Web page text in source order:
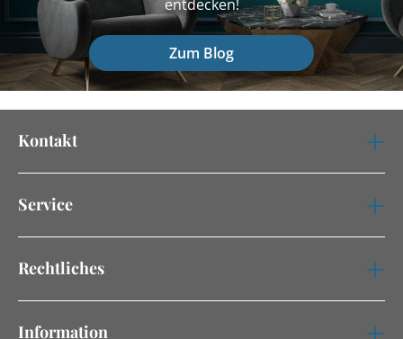
entdecken!
Zum Blog
Kontakt
Service
Rechtliches
Information